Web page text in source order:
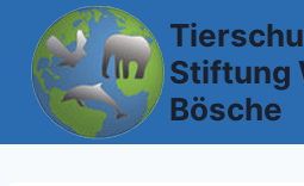
Inhalt
springen
Stiftung
Bösche